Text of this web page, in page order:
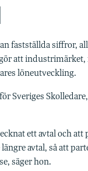
fastställda siffror,
att
löneutveckling.
Sveriges
ett avtal och
avtal, så att
säger hon.